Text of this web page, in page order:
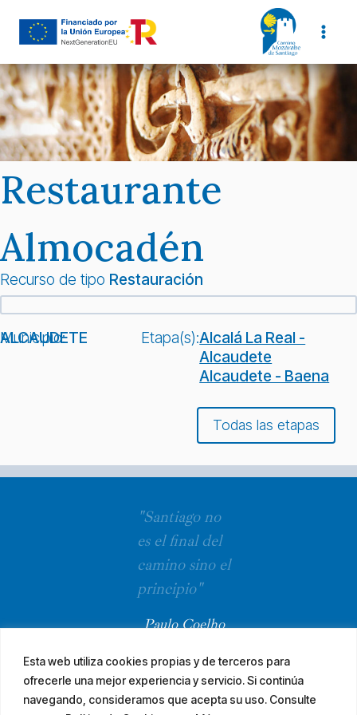
Esta web utiliza cookies propias y de terceros para
ofrecerle una mejor experiencia y servicio. Si continúa
navegando, consideramos que acepta su uso. Consulte
Restaurante
Almocadén
Recurso de tipo Restauración
Municipio:
ALCAUDETE Etapa(s):Alcalá La Real -
Alcaudete
Alcaudete - Baena
Todas las etapas
"Santiago no
es el final del
camino sino el
principio"
Paulo Coelho